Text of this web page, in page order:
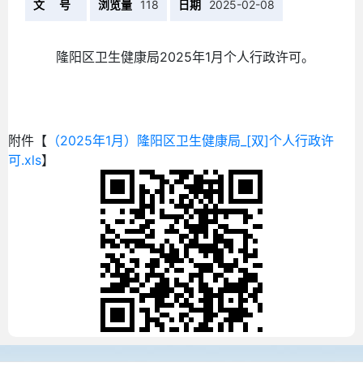
文 号 浏览量 118 日期 2025-02-08
隆阳区卫生健康局2025年1月个人行政许可。
附件【 （2025年1月）隆阳区卫生健康局_[双]个人行政许
可.xls】